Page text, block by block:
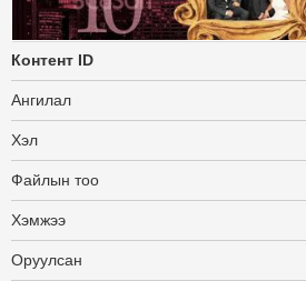
Контент ID
Ангилал
Хэл
Файлын тоо
Хэмжээ
Оруулсан